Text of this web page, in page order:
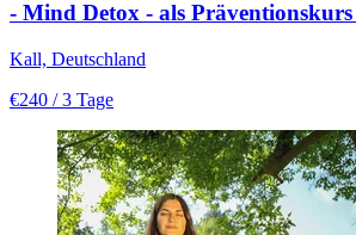
- Mind Detox - als
Kall, Deutschland
€240 / 3 Tage